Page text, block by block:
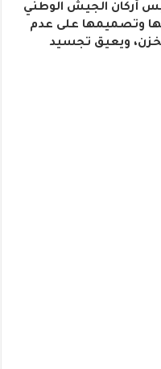
أركان الجيش الوطني
وتصميمها على عدم
ويعيق تجسيد